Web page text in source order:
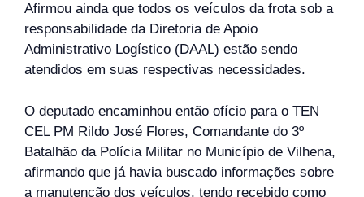
Afirmou ainda que todos os veículos da frota sob a
responsabilidade da Diretoria de Apoio
Administrativo Logístico (DAAL) estão sendo
atendidos em suas respectivas necessidades.
O deputado encaminhou então ofício para o TEN
CEL PM Rildo José Flores, Comandante do 3º
Batalhão da Polícia Militar no Município de Vilhena,
afirmando que já havia buscado informações sobre
a manutenção dos veículos, tendo recebido como